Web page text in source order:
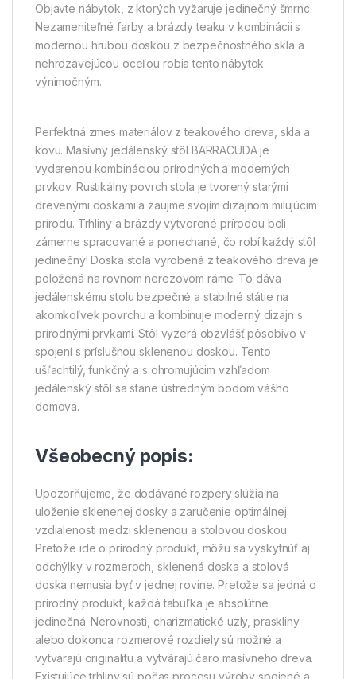
Objavte nábytok, z ktorých vyžaruje jedinečný šmrnc.
Nezameniteľné farby a brázdy teaku v kombinácii s
modernou hrubou doskou z bezpečnostného skla a
nehrdzavejúcou oceľou robia tento nábytok
výnimočným.
Perfektná zmes materiálov z teakového dreva, skla a
kovu. Masívny jedálenský stôl BARRACUDA je
vydarenou kombináciou prírodných a moderných
prvkov. Rustikálny povrch stola je tvorený starými
drevenými doskami a zaujme svojím dizajnom milujúcim
prírodu. Trhliny a brázdy vytvorené prírodou boli
zámerne spracované a ponechané, čo robí každý stôl
jedinečný! Doska stola vyrobená z teakového dreva je
položená na rovnom nerezovom ráme. To dáva
jedálenskému stolu bezpečné a stabilné státie na
akomkoľvek povrchu a kombinuje moderný dizajn s
prírodnými prvkami. Stôl vyzerá obzvlášť pôsobivo v
spojení s príslušnou sklenenou doskou. Tento
ušľachtilý, funkčný a s ohromujúcim vzhľadom
jedálenský stôl sa stane ústredným bodom vášho
domova.
Všeobecný popis:
Upozorňujeme, že dodávané rozpery slúžia na
uloženie sklenenej dosky a zaručenie optimálnej
vzdialenosti medzi sklenenou a stolovou doskou.
Pretože ide o prírodný produkt, môžu sa vyskytnúť aj
odchýlky v rozmeroch, sklenená doska a stolová
doska nemusia byť v jednej rovine. Pretože sa jedná o
prírodný produkt, každá tabuľka je absolútne
jedinečná. Nerovnosti, charizmatické uzly, praskliny
alebo dokonca rozmerové rozdiely sú možné a
vytvárajú originalitu a vytvárajú čaro masívneho dreva.